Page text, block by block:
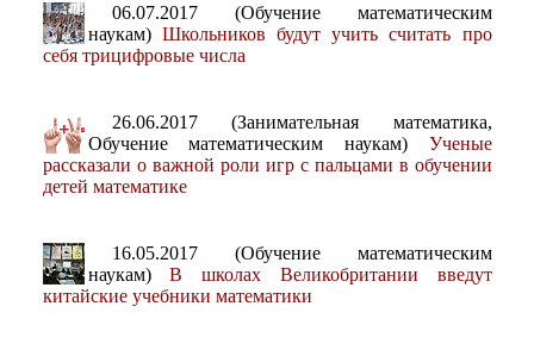
06.07.2017 (Обучение математическим
наукам) Школьников будут учить считать про
себя трицифровые числа
26.06.2017 (Занимательная математика,
Обучение математическим наукам) Ученые
рассказали о важной роли игр с пальцами в обучении
детей математике
16.05.2017 (Обучение математическим
наукам)В школах Великобритании введут
китайские учебники математики